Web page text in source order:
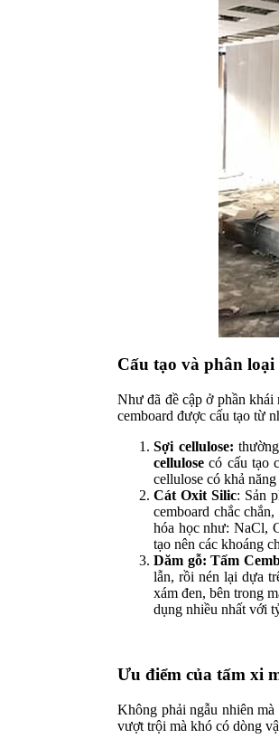
Cấu tạo và phân
Như đã đề cập ở phần khái
cemboard được cấu tạo từ
Sợi cellulose:
cellulose có cấu tạo
cellulose có khả
Cát Oxit Silic: Sản
cemboard chắc
hóa học như: NaCl,
tạo nên các khoáng
Dăm gỗ: Tấm
lẫn, rồi nén lại dựa
xám đen, bên trong
dụng nhiều nhất với
Ưu điểm của tấm xi
Không phải ngẫu nhiên
vượt trội mà khó có dòng